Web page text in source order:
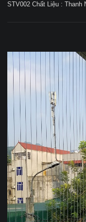
STV002 Chất Liệu :